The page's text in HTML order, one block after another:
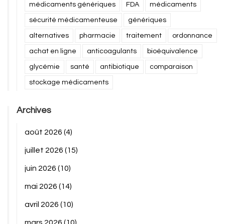
médicaments génériques FDA médicaments
sécurité médicamenteuse génériques
alternatives pharmacie traitement ordonnance
achat en ligne anticoagulants bioéquivalence
glycémie santé antibiotique comparaison
stockage médicaments
Archives
août 2026 (4)
juillet 2026 (15)
juin 2026 (10)
mai 2026 (14)
avril 2026 (10)
mars 2026 (10)